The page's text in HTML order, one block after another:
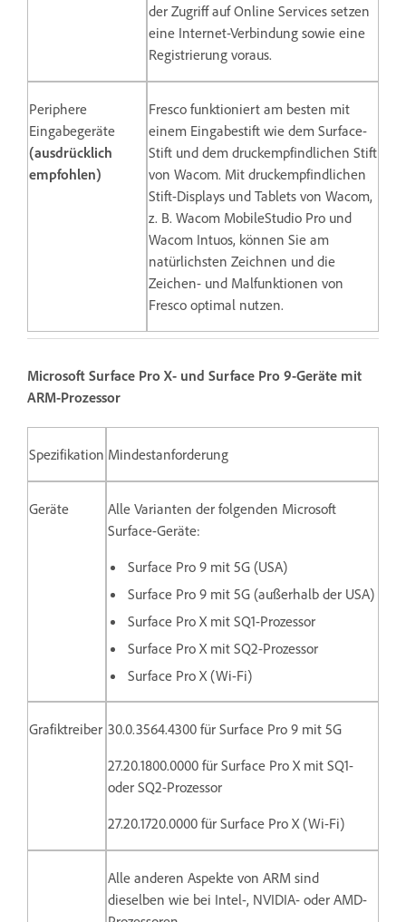
der Zugriff auf Online Services setzen
eine Internet-Verbindung sowie eine
Registrierung voraus.
Periphere
Eingabegeräte
(ausdrücklich
empfohlen)
Fresco funktioniert am besten mit
einem Eingabestift wie dem Surface-
Stift und dem druckempfindlichen Stift
von Wacom. Mit druckempfindlichen
Stift-Displays und Tablets von Wacom,
z. B. Wacom MobileStudio Pro und
Wacom Intuos, können Sie am
natürlichsten Zeichnen und die
Zeichen- und Malfunktionen von
Fresco optimal nutzen.
Microsoft Surface Pro X- und Surface Pro 9-Geräte mit
ARM-Prozessor
Spezifikation Mindestanforderung
Geräte
Alle Varianten der folgenden Microsoft
Surface-Geräte:
Surface Pro 9 mit 5G (USA)
Surface Pro 9 mit 5G (außerhalb der USA)
Surface Pro X mit SQ1-Prozessor
Surface Pro X mit SQ2-Prozessor
Surface Pro X (Wi-Fi)
Grafiktreiber 30.0.3564.4300 für Surface Pro 9 mit 5G
27.20.1800.0000 für Surface Pro X mit SQ1-
oder SQ2-Prozessor
27.20.1720.0000 für Surface Pro X (Wi-Fi)
Alle anderen Aspekte von ARM sind
dieselben wie bei Intel-, NVIDIA- oder AMD-